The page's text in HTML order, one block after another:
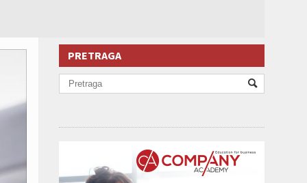
PRETRAGA